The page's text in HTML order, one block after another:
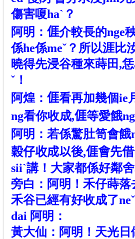
傷害嗄haˋ？
阿明： 𠊎介較長的nge
係he係meˇ？所以涯比
曉得先浸谷種來蒔田,恁
ˇ！
阿煌： 𠊎看再加幾個ie
ng看你收成,𠊎等愛餓
阿明：若係驚肚笥會餓
穀仔收成以後,𠊎會先
siiˋ講！大家都係好鄰舍
旁白：阿明！禾仔蒔落
禾谷已經有好收成了
dai 阿明：
黃大仙：阿明！天光日